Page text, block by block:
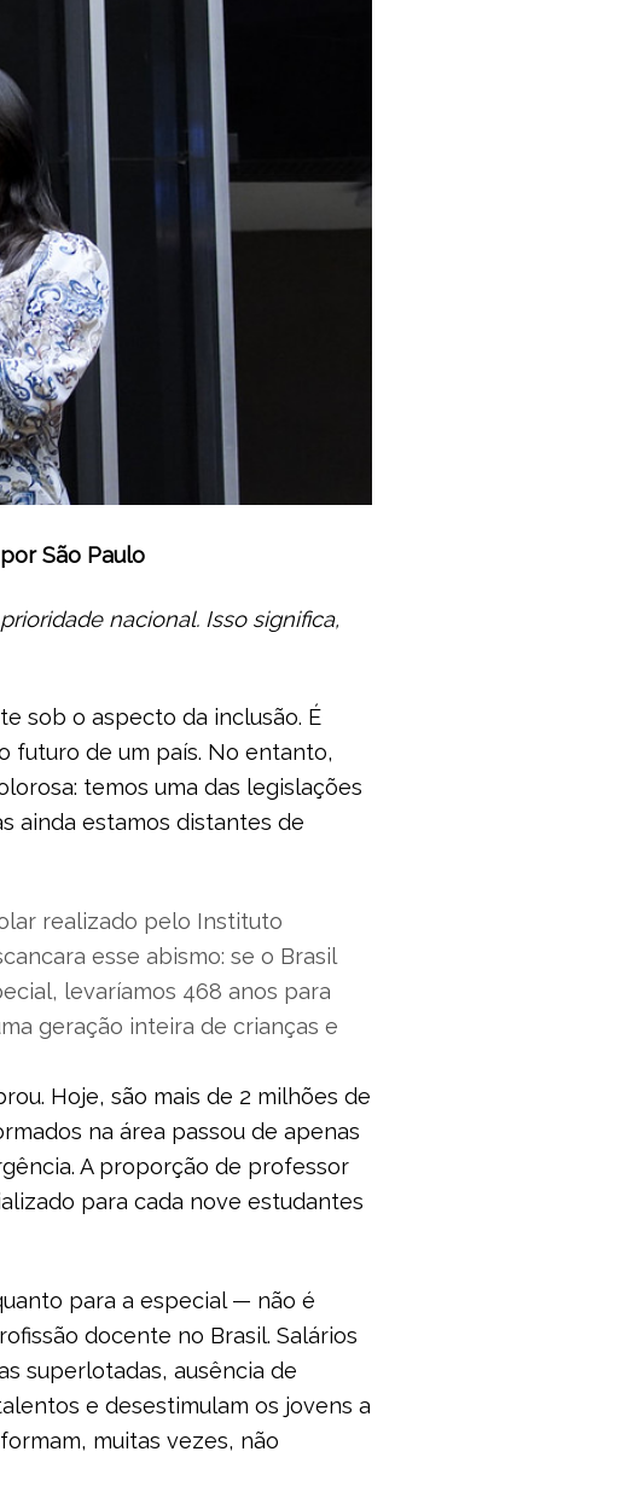
São Paulo
nacional. Isso significa,
sob o aspecto da inclusão. É
futuro de um país. No entanto,
temos uma das legislações
ainda estamos distantes de
realizado pelo Instituto
esse abismo: se o Brasil
levaríamos 468 anos para
geração inteira de crianças e
Hoje, são mais de 2 milhões de
na área passou de apenas
A proporção de professor
para cada nove estudantes
para a especial — não é
docente no Brasil. Salários
superlotadas, ausência de
e desestimulam os jovens a
muitas vezes, não